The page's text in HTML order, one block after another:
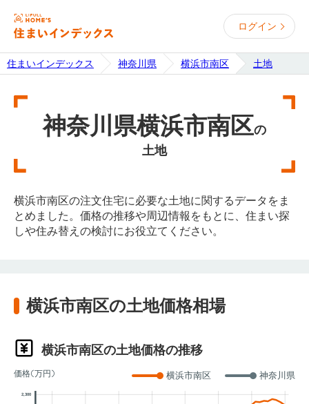
ログイン
住まいインデックス 神奈川県 横浜市南区 土地
神奈川県横浜市南区の
土地
横浜市南区の注文住宅に必要な土地に関するデータをま
とめました。価格の推移や周辺情報をもとに、住まい探
しや住み替えの検討にお役立てください。
横浜市南区の土地価格相場
横浜市南区の土地価格の推移
価格(万円) 横浜市南区 神奈川県
2,300